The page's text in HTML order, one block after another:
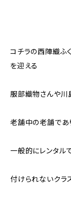
コチラの西陣織ふ
を迎える
服部織物さんや川
老舗中の老舗であ
一般的にレンタル
付けられないク